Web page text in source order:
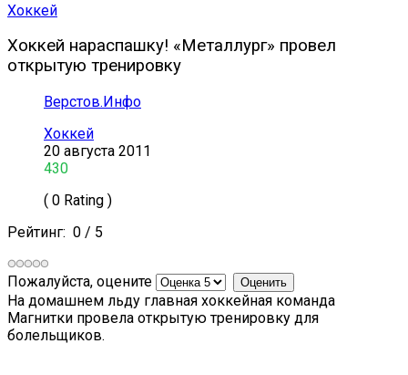
Хоккей
Хоккей нараспашку! «Металлург» провел
открытую тренировку
Верстов.Инфо
Хоккей
20 августа 2011
430
( 0 Rating )
Рейтинг: 0 / 5
Пожалуйста, оцените
На домашнем льду главная хоккейная команда
Магнитки провела открытую тренировку для
болельщиков.